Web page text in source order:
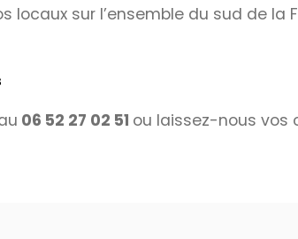
locaux sur l’ensemble du sud de la
06 52 27 02 51 ou laissez-nous vos